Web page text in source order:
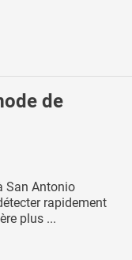
de
San Antonio
rapidement
plus ...